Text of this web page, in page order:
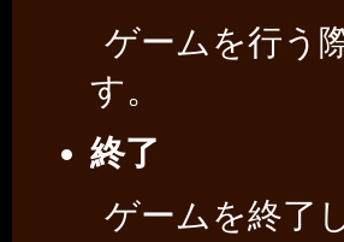
ゲームを行う
す。
終了
ゲームを終了